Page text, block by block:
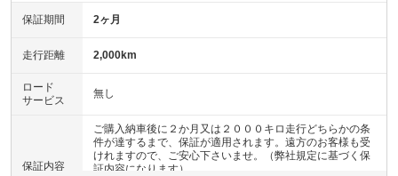
保証期間 2ヶ月
走行距離 2,000km
ロード
サービス
無し
保証内容
ご購入納車後に２か月又は２０００キロ走行どちらかの条
件が達するまで、保証が適用されます。遠方のお客様も受
けれますので、ご安心下さいませ。（弊社規定に基づく保
証内容になります）